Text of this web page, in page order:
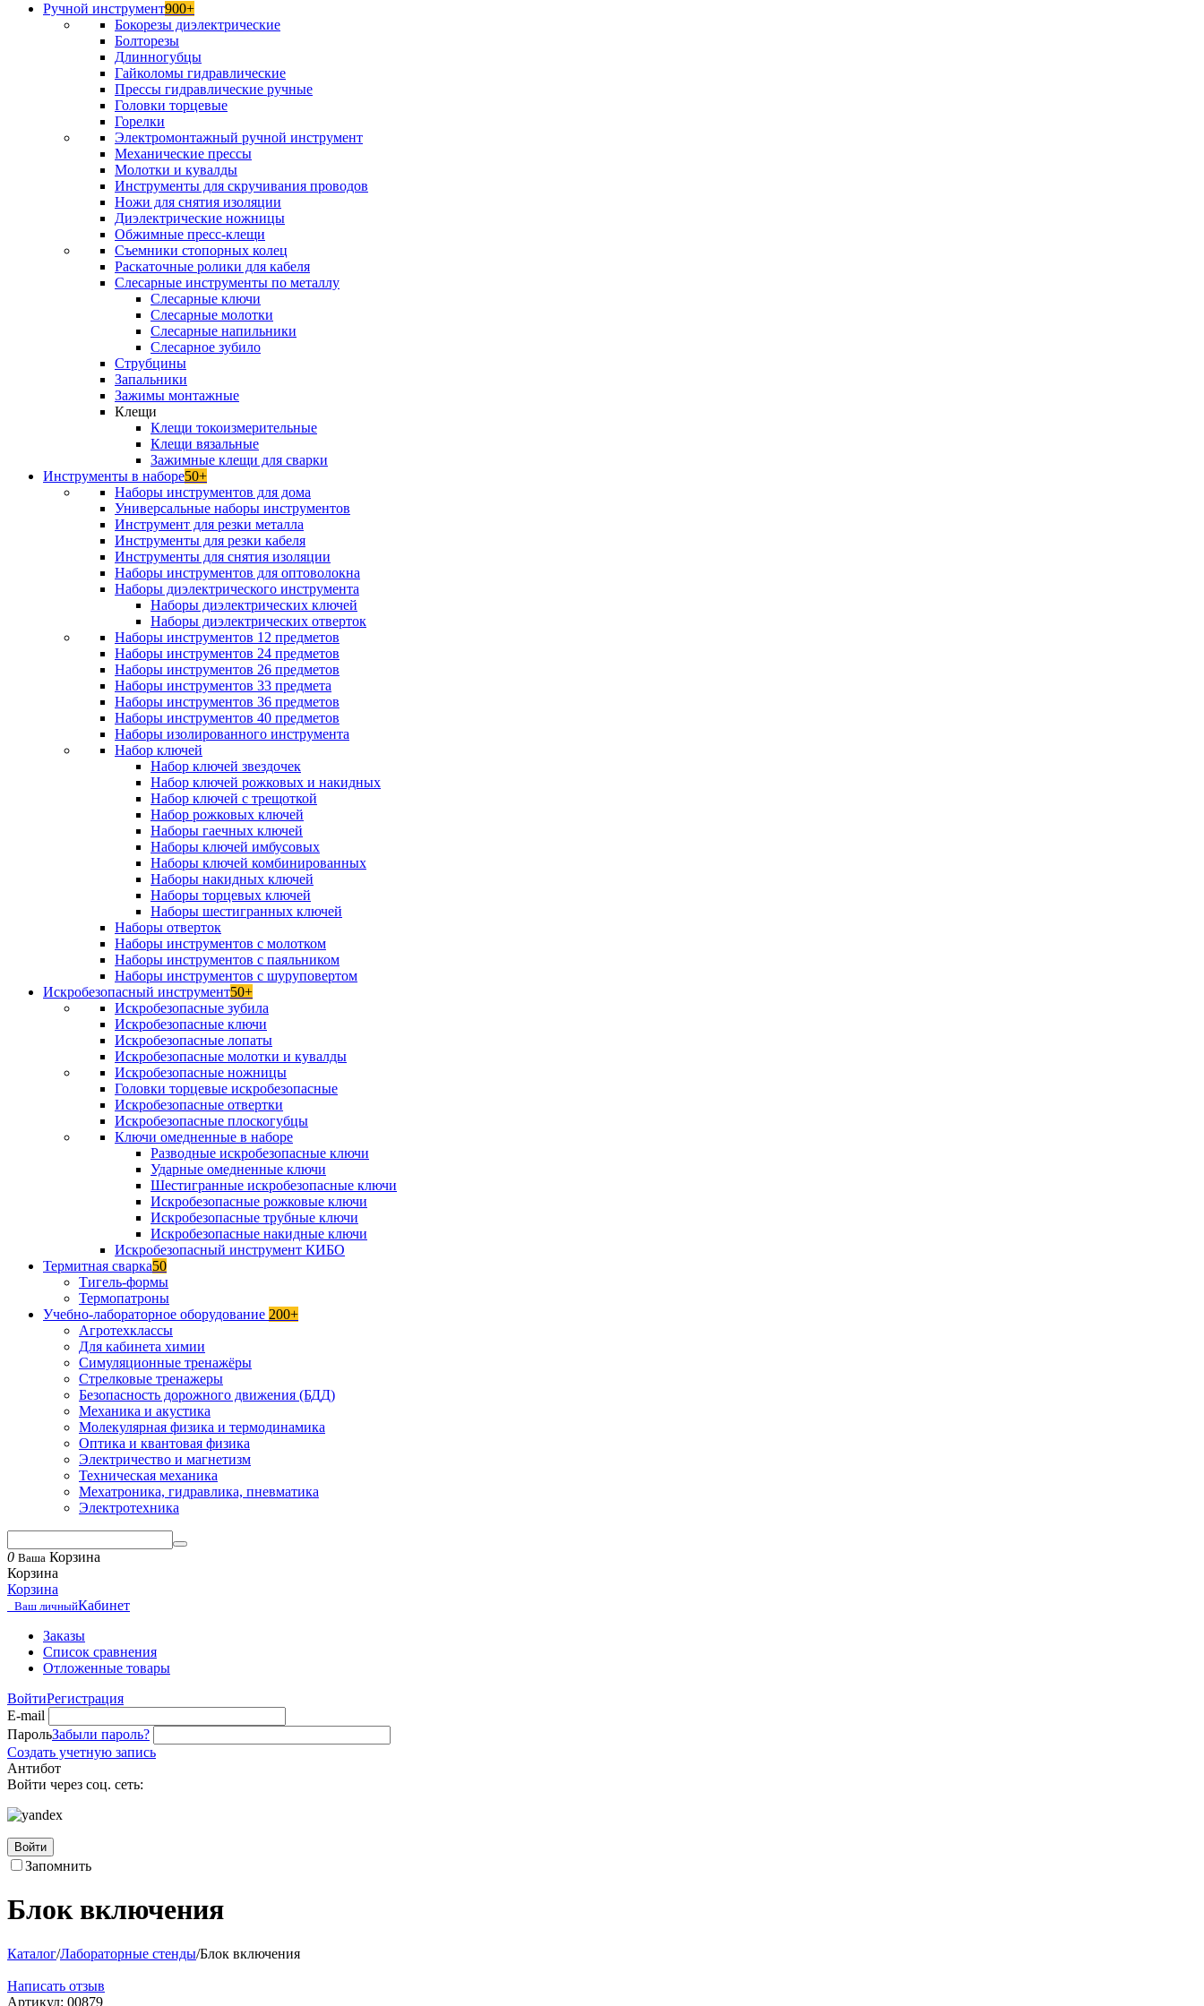
Ручной инструмент900+
Бокорезы диэлектрические
Болторезы
Длинногубцы
Гайколомы гидравлические
Прессы гидравлические ручные
Головки торцевые
Горелки
Электромонтажный ручной инструмент
Механические прессы
Молотки и кувалды
Инструменты для скручивания проводов
Ножи для снятия изоляции
Диэлектрические ножницы
Обжимные пресс-клещи
Съемники стопорных колец
Раскаточные ролики для кабеля
Слесарные инструменты по металлу
Слесарные ключи
Слесарные молотки
Слесарные напильники
Слесарное зубило
Струбцины
Запальники
Зажимы монтажные
Клещи
Клещи токоизмерительные
Клещи вязальные
Зажимные клещи для сварки
Инструменты в наборе50+
Наборы инструментов для дома
Универсальные наборы инструментов
Инструмент для резки металла
Инструменты для резки кабеля
Инструменты для снятия изоляции
Наборы инструментов для оптоволокна
Наборы диэлектрического инструмента
Наборы диэлектрических ключей
Наборы диэлектрических отверток
Наборы инструментов 12 предметов
Наборы инструментов 24 предметов
Наборы инструментов 26 предметов
Наборы инструментов 33 предмета
Наборы инструментов 36 предметов
Наборы инструментов 40 предметов
Наборы изолированного инструмента
Набор ключей
Набор ключей звездочек
Набор ключей рожковых и накидных
Набор ключей с трещоткой
Набор рожковых ключей
Наборы гаечных ключей
Наборы ключей имбусовых
Наборы ключей комбинированных
Наборы накидных ключей
Наборы торцевых ключей
Наборы шестигранных ключей
Наборы отверток
Наборы инструментов с молотком
Наборы инструментов с паяльником
Наборы инструментов с шуруповертом
Искробезопасный инструмент50+
Искробезопасные зубила
Искробезопасные ключи
Искробезопасные лопаты
Искробезопасные молотки и кувалды
Искробезопасные ножницы
Головки торцевые искробезопасные
Искробезопасные отвертки
Искробезопасные плоскогубцы
Ключи омедненные в наборе
Разводные искробезопасные ключи
Ударные омедненные ключи
Шестигранные искробезопасные ключи
Искробезопасные рожковые ключи
Искробезопасные трубные ключи
Искробезопасные накидные ключи
Искробезопасный инструмент КИБО
Термитная сварка50
Тигель-формы
Термопатроны
Учебно-лабораторное оборудование 200+
Агротехклассы
Для кабинета химии
Симуляционные тренажёры
Стрелковые тренажеры
Безопасность дорожного движения (БДД)
Механика и акустика
Молекулярная физика и термодинамика
Оптика и квантовая физика
Электричество и магнетизм
Техническая механика
Мехатроника, гидравлика, пневматика
Электротехника
0 Ваша Корзина
Корзина
Корзина
Ваш личныйКабинет
Заказы
Список сравнения
Отложенные товары
ВойтиРегистрация
E-mail
ПарольЗабыли пароль?
Создать учетную запись
Антибот
Войти через соц. сеть:
Войти
Запомнить
Блок включения
Каталог/Лабораторные стенды/Блок включения
Написать отзыв
Артикул: 00879